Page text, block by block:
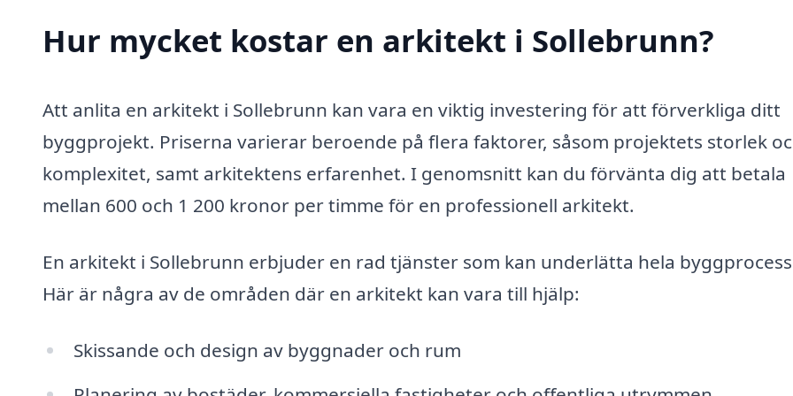
Hur mycket kostar en arkitekt i Sollebrunn?
Att anlita en arkitekt i Sollebrunn kan vara en viktig investering för att förverkliga ditt
byggprojekt. Priserna varierar beroende på flera faktorer, såsom projektets storlek
komplexitet, samt arkitektens erfarenhet. I genomsnitt kan du förvänta dig att betala
mellan 600 och 1 200 kronor per timme för en professionell arkitekt.
En arkitekt i Sollebrunn erbjuder en rad tjänster som kan underlätta hela
Här är några av de områden där en arkitekt kan vara till hjälp:
Skissande och design av byggnader och rum